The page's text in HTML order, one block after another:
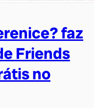
faz
Friends
no